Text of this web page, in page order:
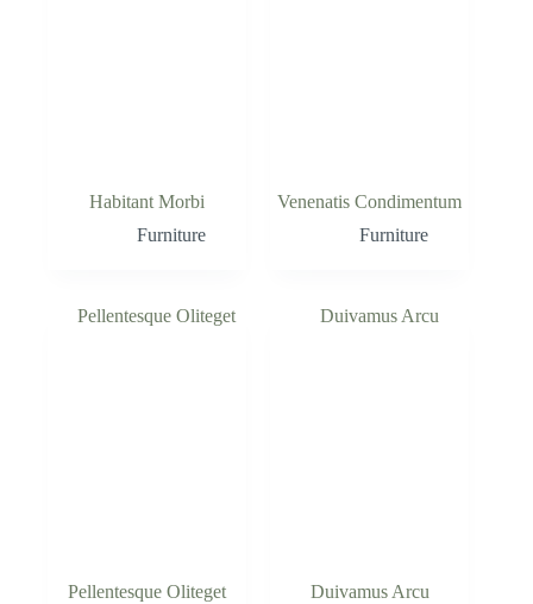
Habitant Morbi
Furniture
Venenatis Condimentum
Furniture
Pellentesque Oliteget
Duivamus Arcu